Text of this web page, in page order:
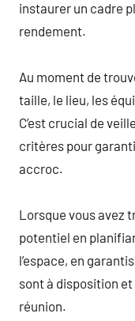
instaurer un cadre
rendement.
Au moment de
taille, le lieu, les
C’est crucial de
critères pour
accroc.
Lorsque vous avez
potentiel en
l’espace, en
sont à disposition
réunion.